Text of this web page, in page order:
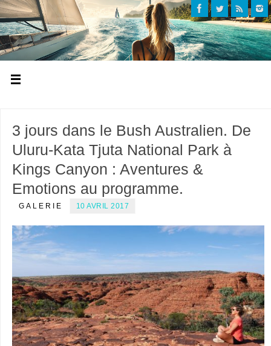
3 jours dans le Bush Australien. De
Uluru-Kata Tjuta National Park à
Kings Canyon : Aventures &
Emotions au programme.
GALERIE 10 AVRIL 2017